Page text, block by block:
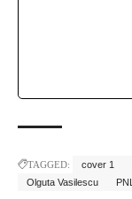
TAGGED: cover 1
Olguta Vasilescu
PNL